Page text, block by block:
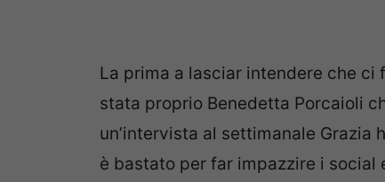
La prima a lasciar intendere che
stata proprio Benedetta Porcaioli
un’intervista al settimanale Grazia
è bastato per far impazzire i